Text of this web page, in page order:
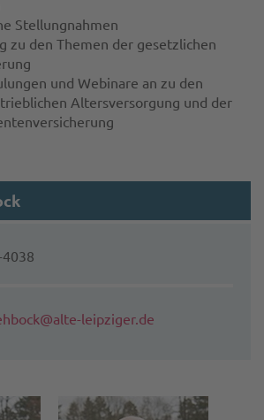
Stellungnahmen
zu den Themen der gesetzlichen
und Webinare an zu den
Altersversorgung und der
leipziger.de